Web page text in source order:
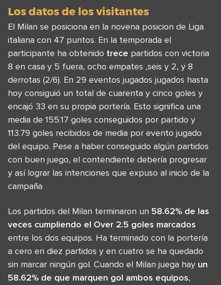
Los datos de los visitantes
El Milan se posiciona en la novena posicion de Liga
italiana con 47 puntos. En la temporada el
participante ha obtenido trece partidos con victoria
8 en casa y 5 fuera, ocho empates ,seis y 2, y 8
derrotas (2/6). En 29 eventos jugados jugados hasta
hoy consiguió un total de cuarenta y cinco goles y
encajó 33 en su propia portería. Esto significa una
media de 155.17 goles conseguidos por partido y
113.79 goles recibidos de media por evento jugado
del equipo. Pese a haber conseguido algún partidos
con buen juego, el contendiente debería progresar
y así lograr las intenciones que expuso al inicio de la
campaña
Los partidos del Milan terminaron un 58.62% de las
veces cumpliendo el Over 2.5 goles marcados
entre los dos equipos. Ha terminado con la portería
a cero en diez partidos y en cuatro se ha quedado
sin marcar ningún gol. Cuando el Milan juega hay un
58.62% de que marquen gol ambos equipos,